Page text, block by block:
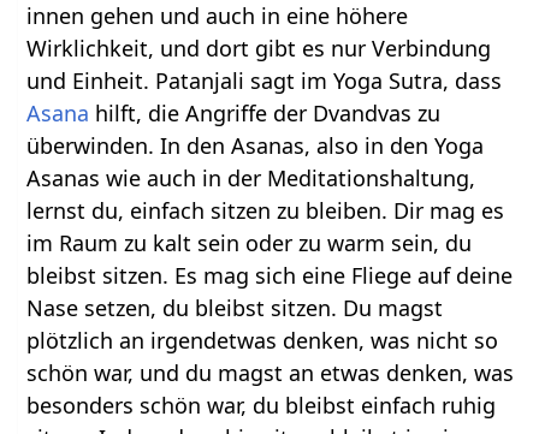
innen gehen und auch in eine höhere
Wirklichkeit, und dort gibt es nur Verbindung
und Einheit. Patanjali sagt im Yoga Sutra, dass
Asana hilft, die Angriffe der Dvandvas zu
überwinden. In den Asanas, also in den Yoga
Asanas wie auch in der Meditationshaltung,
lernst du, einfach sitzen zu bleiben. Dir mag es
im Raum zu kalt sein oder zu warm sein, du
bleibst sitzen. Es mag sich eine Fliege auf deine
Nase setzen, du bleibst sitzen. Du magst
plötzlich an irgendetwas denken, was nicht so
schön war, und du magst an etwas denken, was
besonders schön war, du bleibst einfach ruhig